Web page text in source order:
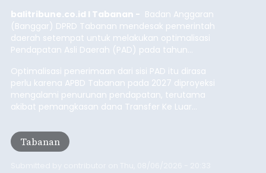
balitribune.co.id I Tabanan - Badan Anggaran
(Banggar) DPRD Tabanan mendesak pemerintah
daerah setempat untuk melakukan optimalisasi
Pendapatan Asli Daerah (PAD) pada tahun
Optimalisasi penerimaan dari sisi PAD itu dirasa
perlu karena APBD Tabanan pada 2027 diproyeksi
mengalami penurunan pendapatan, terutama
akibat pemangkasan dana Transfer Ke Luar
Tabanan